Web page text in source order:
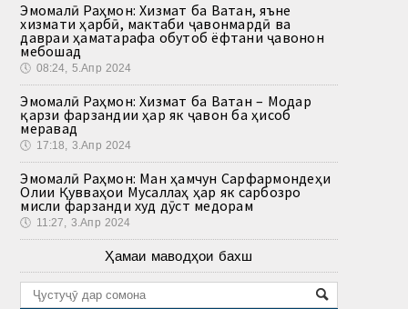
Эмомалӣ Раҳмон: Хизмат ба Ватан, яъне
хизмати ҳарбӣ, мактаби ҷавонмардӣ ва
давраи ҳаматарафа обутоб ёфтани ҷавонон
мебошад
🕔 08:24, 5.Апр 2024
Эмомалӣ Раҳмон: Хизмат ба Ватан – Модар
қарзи фарзандии ҳар як ҷавон ба ҳисоб
меравад
🕔 17:18, 3.Апр 2024
Эмомалӣ Раҳмон: Ман ҳамчун Сарфармондеҳи
Олии Қувваҳои Мусаллаҳ ҳар як сарбозро
мисли фарзанди худ дӯст медорам
🕔 11:27, 3.Апр 2024
Ҳамаи маводҳои бахш